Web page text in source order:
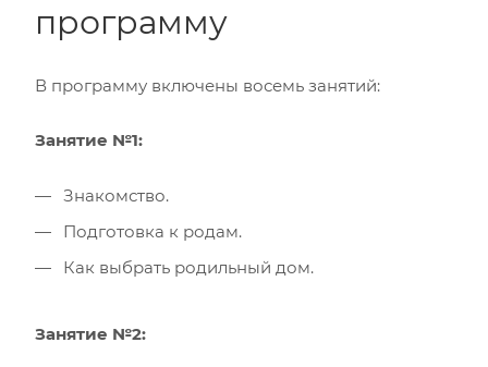
программу
В программу включены восемь занятий:
Занятие №1:
Знакомство.
Подготовка к родам.
Как выбрать родильный дом.
Занятие №2: